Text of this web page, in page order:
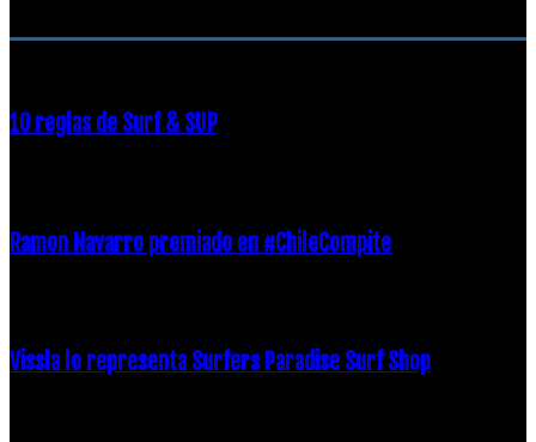
10 reglas de Surf & SUP
Ramon Navarro premiado en #ChileCompite
Vissla lo representa Surfers Paradise Surf Shop